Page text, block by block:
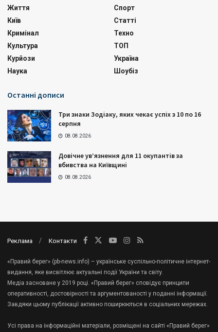
Життя
Київ
Кримінал
Культура
Курйози
Наука
Спорт
Статті
Техно
ТОП
Україна
Шоубіз
Останні дописи
Три знаки Зодіаку, яких чекає успіх з 10 по 16
серпня
08.08.2026
Довічне ув’язнення для 11 окупантів за
вбивства на Київщині
08.08.2026
Реклама Контакти
«Правий берег» (pb-news.info) – українське суспільно-політичне інтернет-
видання, яке висвітлює актуальні події України та світу.
Медіа засноване у 2019 році. «Правий берег» сповідує принципи
оперативності, достовірності та аргументованості у поданні інформації.
Завдяки цьому публікації активно поширюються в соціальних мережах.
Усі права на інформаційні матеріали, розміщені на сайті «Правий берег»